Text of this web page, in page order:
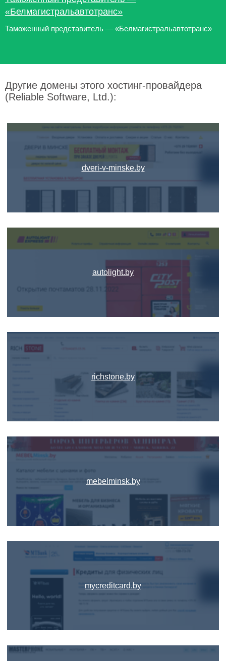
«Белмагистральавтотранс»
Таможенный представитель — «Белмагистральавтотранс»
Другие домены этого хостинг-провайдера
(Reliable Software, Ltd.):
dveri-v-minske.by
autolight.by
richstone.by
mebelminsk.by
mycreditcard.by